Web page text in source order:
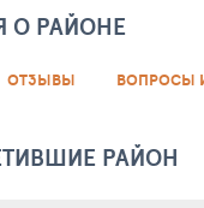
О РАЙОНЕ
ОТЗЫВЫ ВОПРОСЫ
РАЙОН